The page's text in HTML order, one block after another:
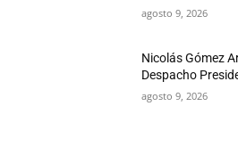
agosto 9, 2026
Nicolás Gómez
Despacho
agosto 9, 2026